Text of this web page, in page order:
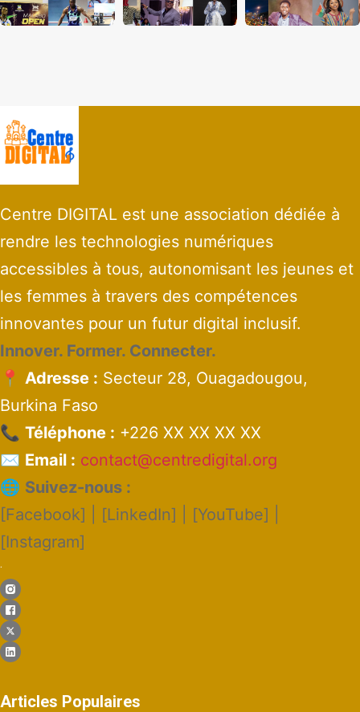
Centre DIGITAL est une association dédiée à
rendre les technologies numériques
accessibles à tous, autonomisant les jeunes et
les femmes à travers des compétences
innovantes pour un futur digital inclusif.
Innover. Former. Connecter.
📍 Adresse : Secteur 28, Ouagadougou,
Burkina Faso
📞 Téléphone : +226 XX XX XX XX
✉️ Email : contact@centredigital.org
🌐 Suivez-nous :
[Facebook] | [LinkedIn] | [YouTube] |
[Instagram]
.
Articles Populaires